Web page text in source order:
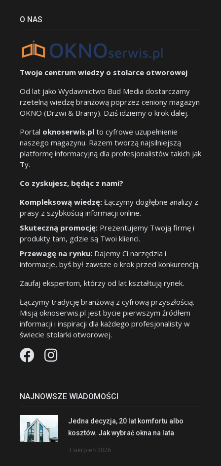
O NAS
Twoje centrum wiedzy o stolarce otworowej
Od lat jako Wydawnictwo Bud Media dostarczamy
rzetelną wiedzę branżową poprzez ceniony magazyn
OKNO (Drzwi & Bramy). Dziś idziemy o krok dalej.
Portal oknoserwis.pl to cyfrowe uzupełnienie
naszego magazynu. Razem tworzą najsilniejszą
platformę informacyjną dla profesjonalistów takich jak
Ty.
Co zyskujesz, będąc z nami?
Kompleksową wiedzę: Łączymy dogłębne analizy z
prasy z szybkością informacji online.
Skuteczną promocję: Prezentujemy Twoją firmę i
produkty tam, gdzie są Twoi klienci.
Przewagę na rynku: Dajemy Ci narzędzia i
informacje, byś był zawsze o krok przed konkurencją.
Zaufaj ekspertom, którzy od lat kształtują rynek.
Łączymy tradycję branżową z cyfrową przyszłością.
Misją oknoserwis.pl jest bycie pierwszym źródłem
informacji i inspiracji dla każdego profesjonalisty w
świecie stolarki otworowej.
NAJNOWSZE WIADOMOŚCI
Jedna decyzja, 20 lat komfortu albo
kosztów. Jak wybrać okna na lata
3 sierpień 2026